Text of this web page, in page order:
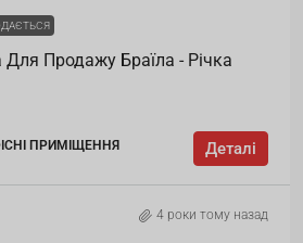
Продажу Браїла - Річка
ПРИМІЩЕННЯ Деталі
4 роки тому назад